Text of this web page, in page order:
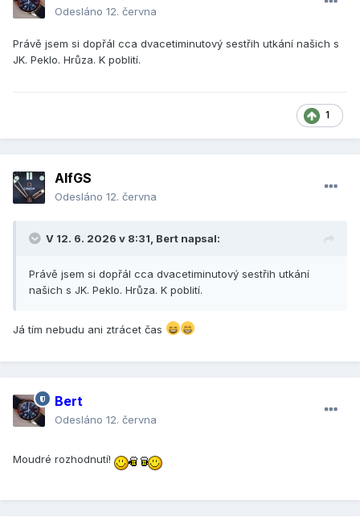
Odesláno 12. června
Právě jsem si dopřál cca dvacetiminutový sestřih utkání našich s
JK. Peklo. Hrůza. K poblití.
1
AlfGS
Odesláno 12. června
V 12. 6. 2026 v 8:31, Bert napsal:
Právě jsem si dopřál cca dvacetiminutový sestřih utkání
našich s JK. Peklo. Hrůza. K poblití.
Já tím nebudu ani ztrácet čas
Bert
Odesláno 12. června
Moudré rozhodnutí!